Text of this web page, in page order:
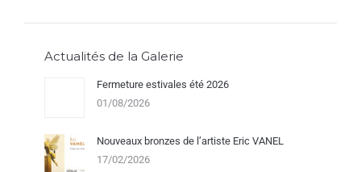
Actualités de la Galerie
Fermeture estivales été 2026
01/08/2026
Nouveaux bronzes de l’artiste Eric VANEL
17/02/2026